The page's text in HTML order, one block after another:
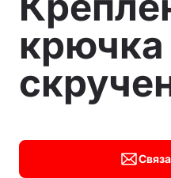
крючка